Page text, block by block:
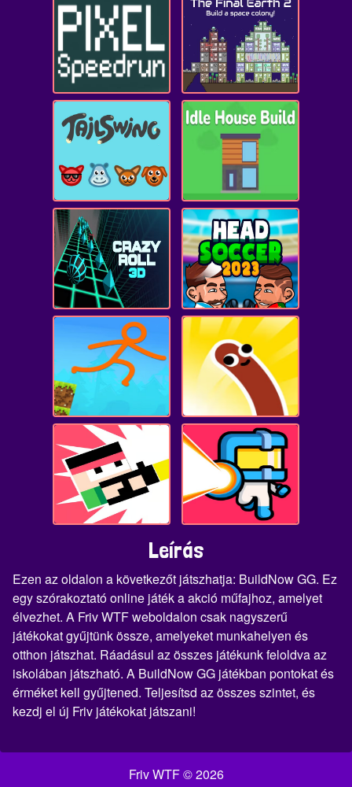
Leírás
Ezen az oldalon a következőt játszhatja: BuildNow GG. Ez
egy szórakoztató online játék a akció műfajhoz, amelyet
élvezhet. A Friv WTF weboldalon csak nagyszerű
játékokat gyűjtünk össze, amelyeket munkahelyen és
otthon játszhat. Ráadásul az összes játékunk feloldva az
iskolában játszható. A BuildNow GG játékban pontokat és
érméket kell gyűjtened. Teljesítsd az összes szintet, és
kezdj el új Friv játékokat játszani!
Friv WTF © 2026